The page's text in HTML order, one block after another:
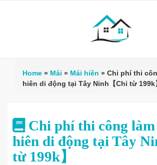
Home » Mái » Mái hiên » Chi phí thi
hiên di động tại Tây Ninh【Chỉ từ 199k
Chi phí thi công
hiên di động tại Tây
từ 199k】